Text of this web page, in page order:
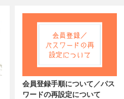
会員登録手順について／パス
ワードの再設定について